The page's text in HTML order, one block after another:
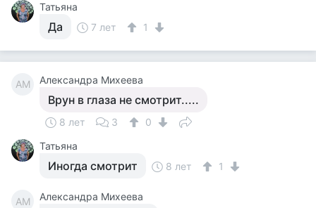
Татьяна
Да 7 лет 1
АМ Александра Михеева
Врун в глаза не смотрит.....
8 лет 3
0
Татьяна
Иногда смотрит 8 лет 1
АМ Александра Михеева